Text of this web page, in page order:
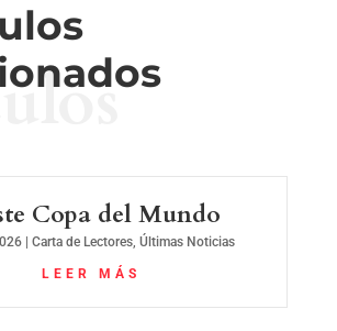
Copa del Mundo
| Carta de Lectores, Últimas Noticias
LEER MÁS